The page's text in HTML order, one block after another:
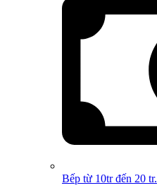
Bếp từ 10tr đến 20 tr.